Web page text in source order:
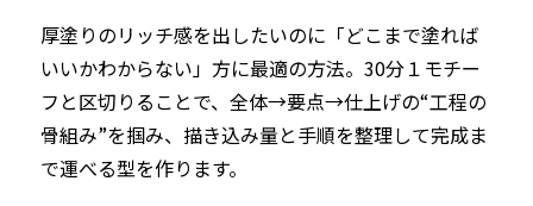
厚塗りのリッチ感を出したいのに「どこまで塗れば
いいかわからない」方に最適の方法。30分１モチー
フと区切りることで、全体→要点→仕上げの“工程の
骨組み”を掴み、描き込み量と手順を整理して完成ま
で運べる型を作ります。